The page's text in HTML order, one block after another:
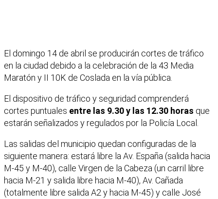
El domingo 14 de abril se producirán cortes de tráfico
en la ciudad debido a la celebración de la 43 Media
Maratón y II 10K de Coslada en la vía pública.
El dispositivo de tráfico y seguridad comprenderá
cortes puntuales entre las 9.30 y las 12.30 horas que
estarán señalizados y regulados por la Policía Local.
Las salidas del municipio quedan configuradas de la
siguiente manera: estará libre la Av. España (salida hacia
M-45 y M-40), calle Virgen de la Cabeza (un carril libre
hacia M-21 y salida libre hacia M-40), Av. Cañada
(totalmente libre salida A2 y hacia M-45) y calle José